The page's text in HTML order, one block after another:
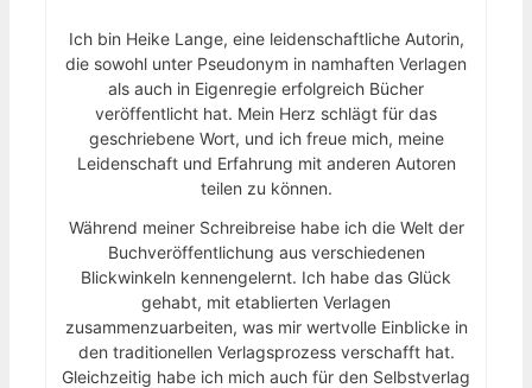
Ich bin Heike Lange, eine leidenschaftliche Autorin,
die sowohl unter Pseudonym in namhaften Verlagen
als auch in Eigenregie erfolgreich Bücher
veröffentlicht hat. Mein Herz schlägt für das
geschriebene Wort, und ich freue mich, meine
Leidenschaft und Erfahrung mit anderen Autoren
teilen zu können.
Während meiner Schreibreise habe ich die Welt der
Buchveröffentlichung aus verschiedenen
Blickwinkeln kennengelernt. Ich habe das Glück
gehabt, mit etablierten Verlagen
zusammenzuarbeiten, was mir wertvolle Einblicke in
den traditionellen Verlagsprozess verschafft hat.
Gleichzeitig habe ich mich auch für den Selbstverlag